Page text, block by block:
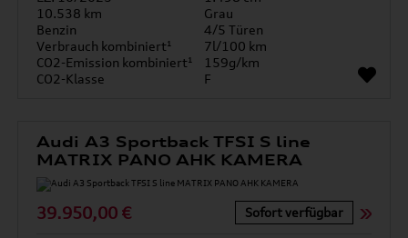
10.538 km
Grau
Benzin
4/5 Türen
Verbrauch kombiniert¹
7l/100 km
CO2-Emission kombiniert¹
159g/km
CO2-Klasse
F
Audi A3 Sportback TFSI S line
MATRIX PANO AHK KAMERA
39.950,00 € Sofort verfügbar